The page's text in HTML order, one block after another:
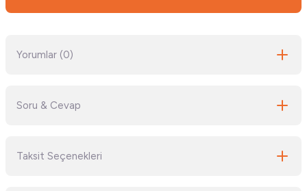
Yorumlar (0)
Soru & Cevap
Taksit Seçenekleri